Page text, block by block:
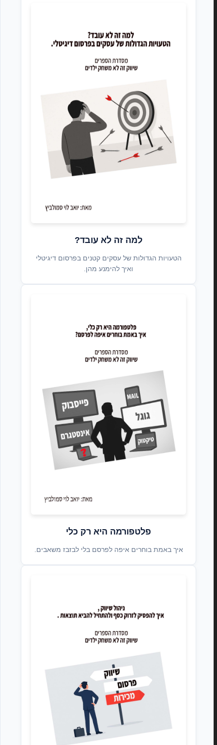
למה זה לא עובד?
הטעויות הגדולות של עסקים קטנים בפרסום דיגיטלי
ואיך להימנע מהן.
פלטפורמה היא רק כלי
איך באמת בוחרים איפה לפרסם בלי לבזבז משאבים.